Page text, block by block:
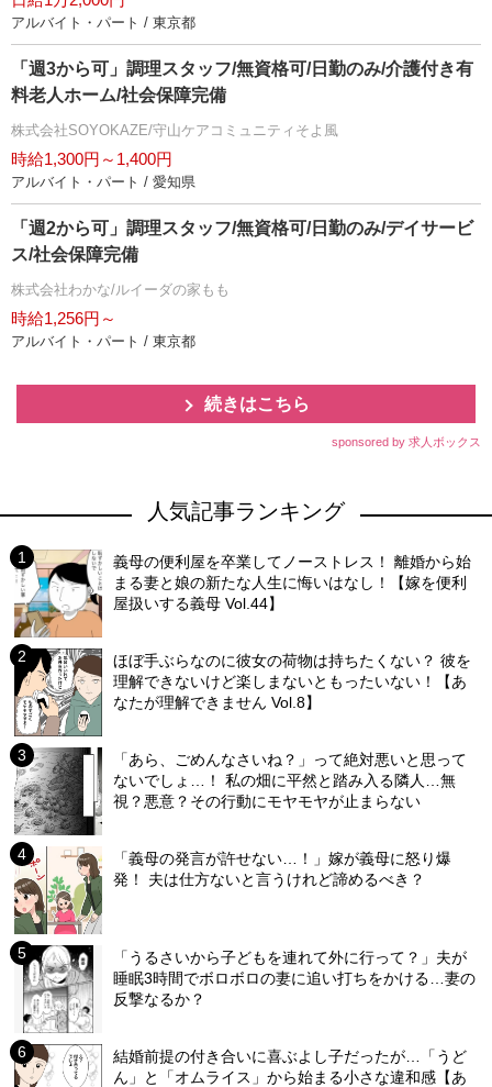
アルバイト・パート / 東京都
「週3から可」調理スタッフ/無資格可/日勤のみ/介護付き有
料老人ホーム/社会保障完備
株式会社SOYOKAZE/守山ケアコミュニティそよ風
時給1,300円～1,400円
アルバイト・パート / 愛知県
「週2から可」調理スタッフ/無資格可/日勤のみ/デイサービ
ス/社会保障完備
株式会社わかな/ルイーダの家もも
時給1,256円～
アルバイト・パート / 東京都
続きはこちら
sponsored by 求人ボックス
人気記事ランキング
義母の便利屋を卒業してノーストレス！ 離婚から始
まる妻と娘の新たな人生に悔いはなし！【嫁を便利
屋扱いする義母 Vol.44】
ほぼ手ぶらなのに彼女の荷物は持ちたくない？ 彼を
理解できないけど楽しまないともったいない！【あ
なたが理解できません Vol.8】
「あら、ごめんなさいね？」って絶対悪いと思って
ないでしょ…！ 私の畑に平然と踏み入る隣人…無
視？悪意？その行動にモヤモヤが止まらない
「義母の発言が許せない…！」嫁が義母に怒り爆
発！ 夫は仕方ないと言うけれど諦めるべき？
「うるさいから子どもを連れて外に行って？」夫が
睡眠3時間でボロボロの妻に追い打ちをかける…妻の
反撃なるか？
結婚前提の付き合いに喜ぶよし子だったが…「うど
ん」と「オムライス」から始まる小さな違和感【あ